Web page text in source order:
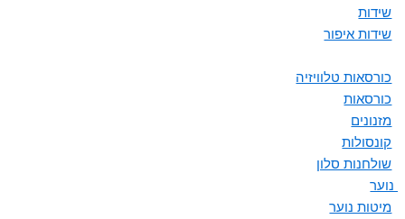
שידות
שידות איפור
כורסאות טלוויזיה
כורסאות
מזנונים
קונסולות
שולחנות סלון
נוער
מיטות נוער